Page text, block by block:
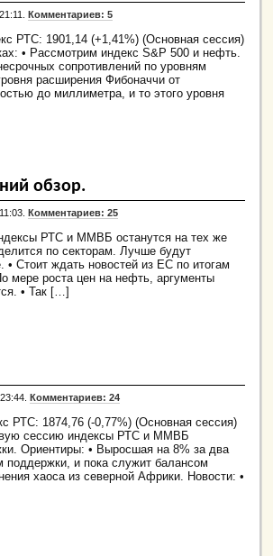
Комментариев: 5
РТС: 1901,14 (+1,41%) (Основная сессия)
• Рассмотрим индекс S&P 500 и нефть.
сопротивлений по уровням
расширения Фибоначчи от
до миллиметра, и то этого уровня
обзор.
Комментариев: 25
РТС и ММВБ останутся на тех же
по секторам. Лучше будут
Стоит ждать новостей из ЕС по итогам
мере роста цен на нефть, аргументы
• Так […]
Комментариев: 24
РТС: 1874,76 (-0,77%) (Основная сессия)
сессию индексы РТС и ММВБ
Ориентиры: • Выросшая на 8% за два
и пока служит балансом
хаоса из северной Африки. Новости: •